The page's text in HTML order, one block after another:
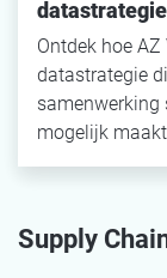
Ontdek hoe
datastrategie
samenwerking
mogelijk
Supply